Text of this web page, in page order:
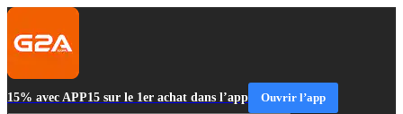
15% avec APP15 sur le 1er achat dans l’app Ouvrir l’app